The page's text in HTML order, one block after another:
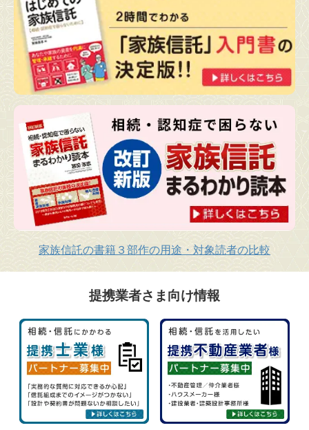
家族信託の書籍３部作の用途・対象読者の比較
提携業者さま向け情報